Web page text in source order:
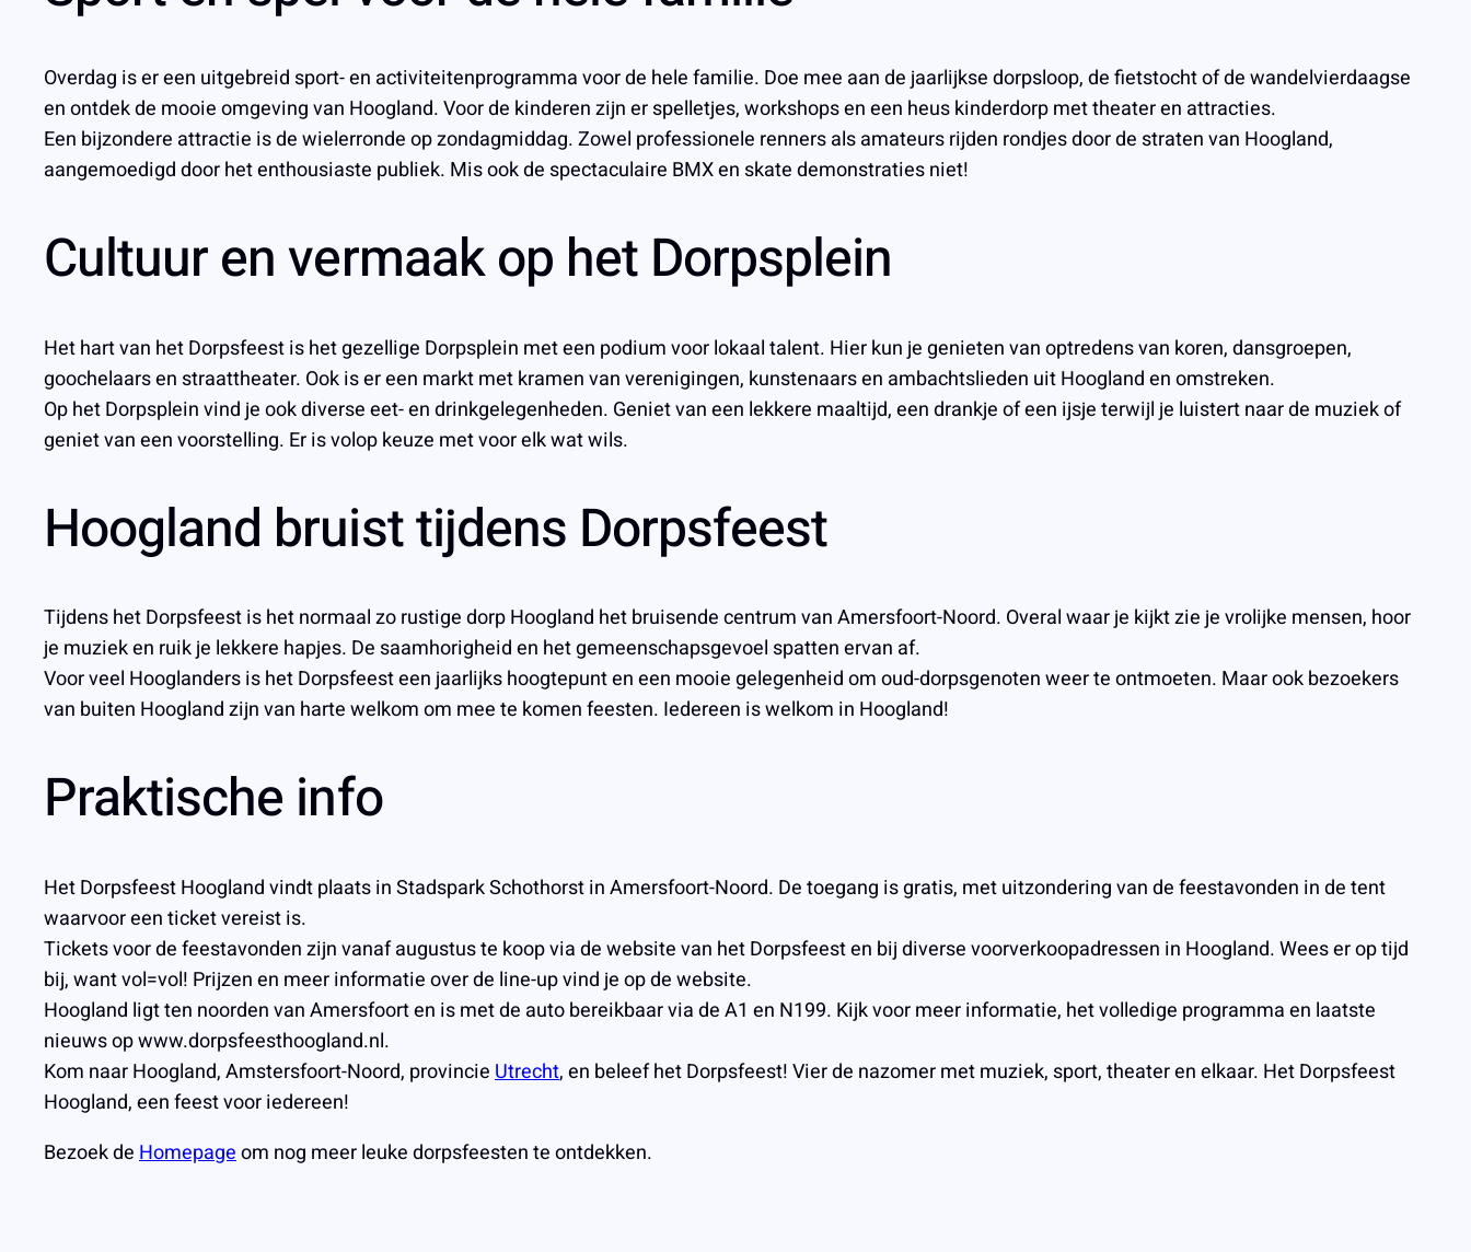
Overdag is er een uitgebreid sport- en activiteitenprogramma voor de hele familie. Doe mee aan de jaarlijkse dorpsloop, de fietstocht of de wandelvierdaagse
en ontdek de mooie omgeving van Hoogland. Voor de kinderen zijn er spelletjes, workshops en een heus kinderdorp met theater en attracties.
Een bijzondere attractie is de wielerronde op zondagmiddag. Zowel professionele renners als amateurs rijden rondjes door de straten van Hoogland,
aangemoedigd door het enthousiaste publiek. Mis ook de spectaculaire BMX en skate demonstraties niet!
Cultuur en vermaak op het Dorpsplein
Het hart van het Dorpsfeest is het gezellige Dorpsplein met een podium voor lokaal talent. Hier kun je genieten van optredens van koren, dansgroepen,
goochelaars en straattheater. Ook is er een markt met kramen van verenigingen, kunstenaars en ambachtslieden uit Hoogland en omstreken.
Op het Dorpsplein vind je ook diverse eet- en drinkgelegenheden. Geniet van een lekkere maaltijd, een drankje of een ijsje terwijl je luistert naar de muziek of
geniet van een voorstelling. Er is volop keuze met voor elk wat wils.
Hoogland bruist tijdens Dorpsfeest
Tijdens het Dorpsfeest is het normaal zo rustige dorp Hoogland het bruisende centrum van Amersfoort-Noord. Overal waar je kijkt zie je vrolijke mensen, hoor
je muziek en ruik je lekkere hapjes. De saamhorigheid en het gemeenschapsgevoel spatten ervan af.
Voor veel Hooglanders is het Dorpsfeest een jaarlijks hoogtepunt en een mooie gelegenheid om oud-dorpsgenoten weer te ontmoeten. Maar ook bezoekers
van buiten Hoogland zijn van harte welkom om mee te komen feesten. Iedereen is welkom in Hoogland!
Praktische info
Het Dorpsfeest Hoogland vindt plaats in Stadspark Schothorst in Amersfoort-Noord. De toegang is gratis, met uitzondering van de feestavonden in de tent
waarvoor een ticket vereist is.
Tickets voor de feestavonden zijn vanaf augustus te koop via de website van het Dorpsfeest en bij diverse voorverkoopadressen in Hoogland. Wees er op tijd
bij, want vol=vol! Prijzen en meer informatie over de line-up vind je op de website.
Hoogland ligt ten noorden van Amersfoort en is met de auto bereikbaar via de A1 en N199. Kijk voor meer informatie, het volledige programma en laatste
nieuws op www.dorpsfeesthoogland.nl.
Kom naar Hoogland, Amstersfoort-Noord, provincieUtrecht, en beleef het Dorpsfeest! Vier de nazomer met muziek, sport, theater en elkaar. Het Dorpsfeest
Hoogland, een feest voor iedereen!
Bezoek deHomepageom nog meer leuke dorpsfeesten te ontdekken.